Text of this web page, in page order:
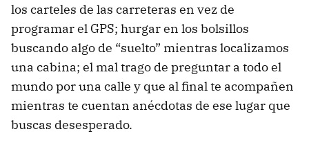
los carteles de las carreteras en vez de
programar el GPS; hurgar en los bolsillos
buscando algo de “suelto” mientras localizamos
una cabina; el mal trago de preguntar a todo el
mundo por una calle y que al final te acompañen
mientras te cuentan anécdotas de ese lugar que
buscas desesperado.